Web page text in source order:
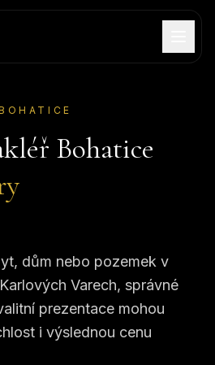
Bohatice
dům nebo pozemek v
Varech, správné
prezentace mohou
i výslednou cenu